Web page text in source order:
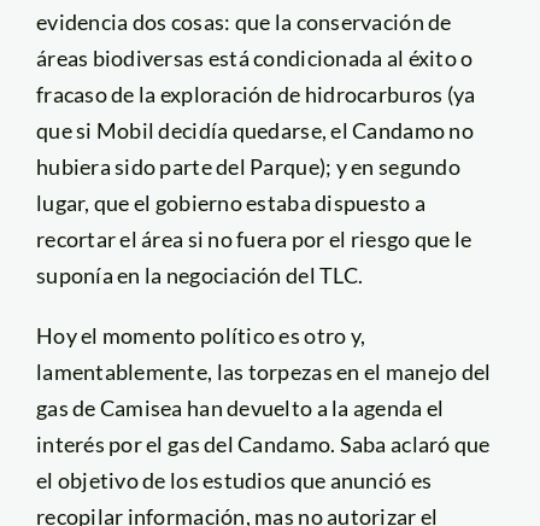
evidencia dos cosas: que la conservación de
áreas biodiversas está condicionada al éxito o
fracaso de la exploración de hidrocarburos (ya
que si Mobil decidía quedarse, el Candamo no
hubiera sido parte del Parque); y en segundo
lugar, que el gobierno estaba dispuesto a
recortar el área si no fuera por el riesgo que le
suponía en la negociación del TLC.
Hoy el momento político es otro y,
lamentablemente, las torpezas en el manejo del
gas de Camisea han devuelto a la agenda el
interés por el gas del Candamo. Saba aclaró que
el objetivo de los estudios que anunció es
recopilar información, mas no autorizar el